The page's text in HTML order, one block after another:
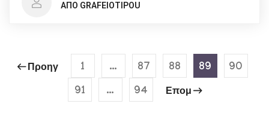
ΑΠΌ GRAFEIOTIPOU
Προηγ 1 … 87 88 89
90
91
… 94 Επομ